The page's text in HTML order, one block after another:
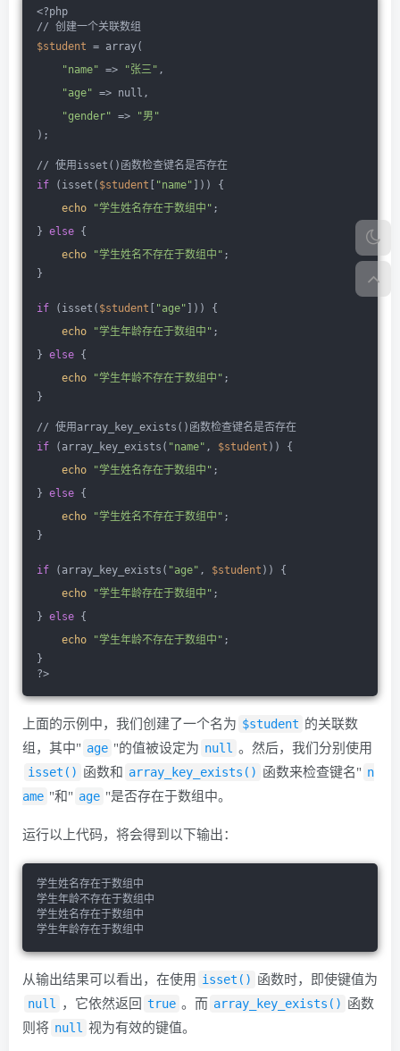
<?php
// 创建一个关联数组
$student = array(
"name" => "张三" ,
"age" => null,
"gender" =>
"男"
);
// 使用isset()函数检查键名是否存在
if (isset( $student [ "name" ])) {
echo
"学生姓名存在于数组中" ;
} else {
echo
"学生姓名不存在于数组中" ;
}
if (isset( $student [ "age" ])) {
echo
"学生年龄存在于数组中" ;
} else {
echo
"学生年龄不存在于数组中" ;
}
// 使用array_key_exists()函数检查键名是否存在
if (array_key_exists( "name" , $student )) {
echo
"学生姓名存在于数组中" ;
} else {
echo
"学生姓名不存在于数组中" ;
}
if (array_key_exists( "age" , $student )) {
echo
"学生年龄存在于数组中" ;
} else {
echo
"学生年龄不存在于数组中" ;
}
?>
上面的示例中，我们创建了一个名为 $student 的关联数
组，其中" age "的值被设定为 null 。然后，我们分别使用
isset() 函数和 array_key_exists() 函数来检查键名" n
ame "和" age "是否存在于数组中。
运行以上代码，将会得到以下输出：
学生姓名存在于数组中
学生年龄不存在于数组中
学生姓名存在于数组中
学生年龄存在于数组中
从输出结果可以看出，在使用 isset() 函数时，即使键值为
null
，它依然返回 true 。而 array_key_exists() 函数
则将 null 视为有效的键值。